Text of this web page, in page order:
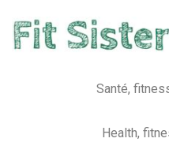
Santé,
Health,